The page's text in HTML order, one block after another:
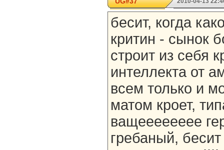
бесит, когда
критин - сынок
строит из себя
интеллекта от
всем только и
матом кроет,
ващееееееее
гребаный,